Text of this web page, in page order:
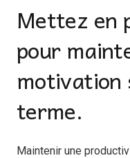
Mettez en
pour
motivation
terme.
Maintenir une